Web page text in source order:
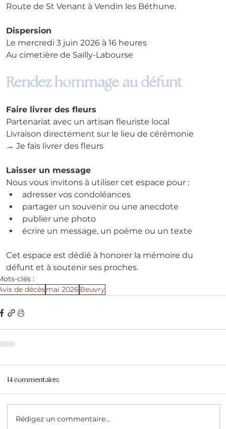
Route de St Venant à Vendin les Béthune.
Dispersion
Le mercredi 3 juin 2026 à 16 heures
Au cimetière de Sailly-Labourse
Rendez hommage au défunt
Faire livrer des fleurs
Partenariat avec un artisan fleuriste local
Livraison directement sur le lieu de cérémonie
→ Je fais livrer des fleurs
Laisser un message
Nous vous invitons à utiliser cet espace pour :
adresser vos condoléances
partager un souvenir ou une anecdote
publier une photo
écrire un message, un poème ou un texte
Cet espace est dédié à honorer la mémoire du
défunt et à soutenir ses proches.
clés :
de décèsmai 2026 Beuvry
14 commentaires
Rédigez un commentaire...